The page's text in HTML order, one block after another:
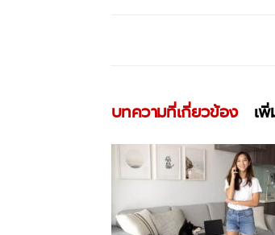
บทความที่เกี่ยวข้อง เ